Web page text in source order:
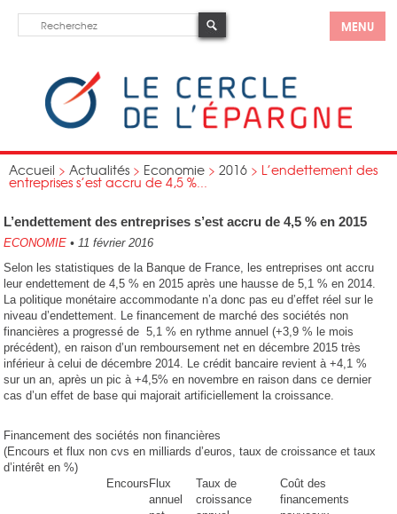
MENU
Accueil > Actualités > Economie > 2016 > L’endettement des
entreprises s’est accru de 4,5 %...
L’endettement des entreprises s’est accru de 4,5 % en 2015
ECONOMIE • 11 février 2016
Selon les statistiques de la Banque de France, les entreprises ont accru
leur endettement de 4,5 % en 2015 après une hausse de 5,1 % en 2014.
La politique monétaire accommodante n’a donc pas eu d’effet réel sur le
niveau d’endettement. Le financement de marché des sociétés non
financières a progressé de 5,1 % en rythme annuel (+3,9 % le mois
précédent), en raison d’un remboursement net en décembre 2015 très
inférieur à celui de décembre 2014. Le crédit bancaire revient à +4,1 %
sur un an, après un pic à +4,5% en novembre en raison dans ce dernier
cas d’un effet de base qui majorait artificiellement la croissance.
Financement des sociétés non financières
(Encours et flux non cvs en milliards d’euros, taux de croissance et taux
d’intérêt en %)
Encours Flux
annuel
Taux de
croissance
Coût des
financements